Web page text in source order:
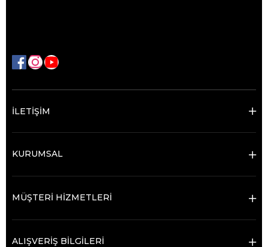
İLETİŞİM
KURUMSAL
MÜŞTERİ HİZMETLERİ
ALIŞVERİŞ BİLGİLERİ